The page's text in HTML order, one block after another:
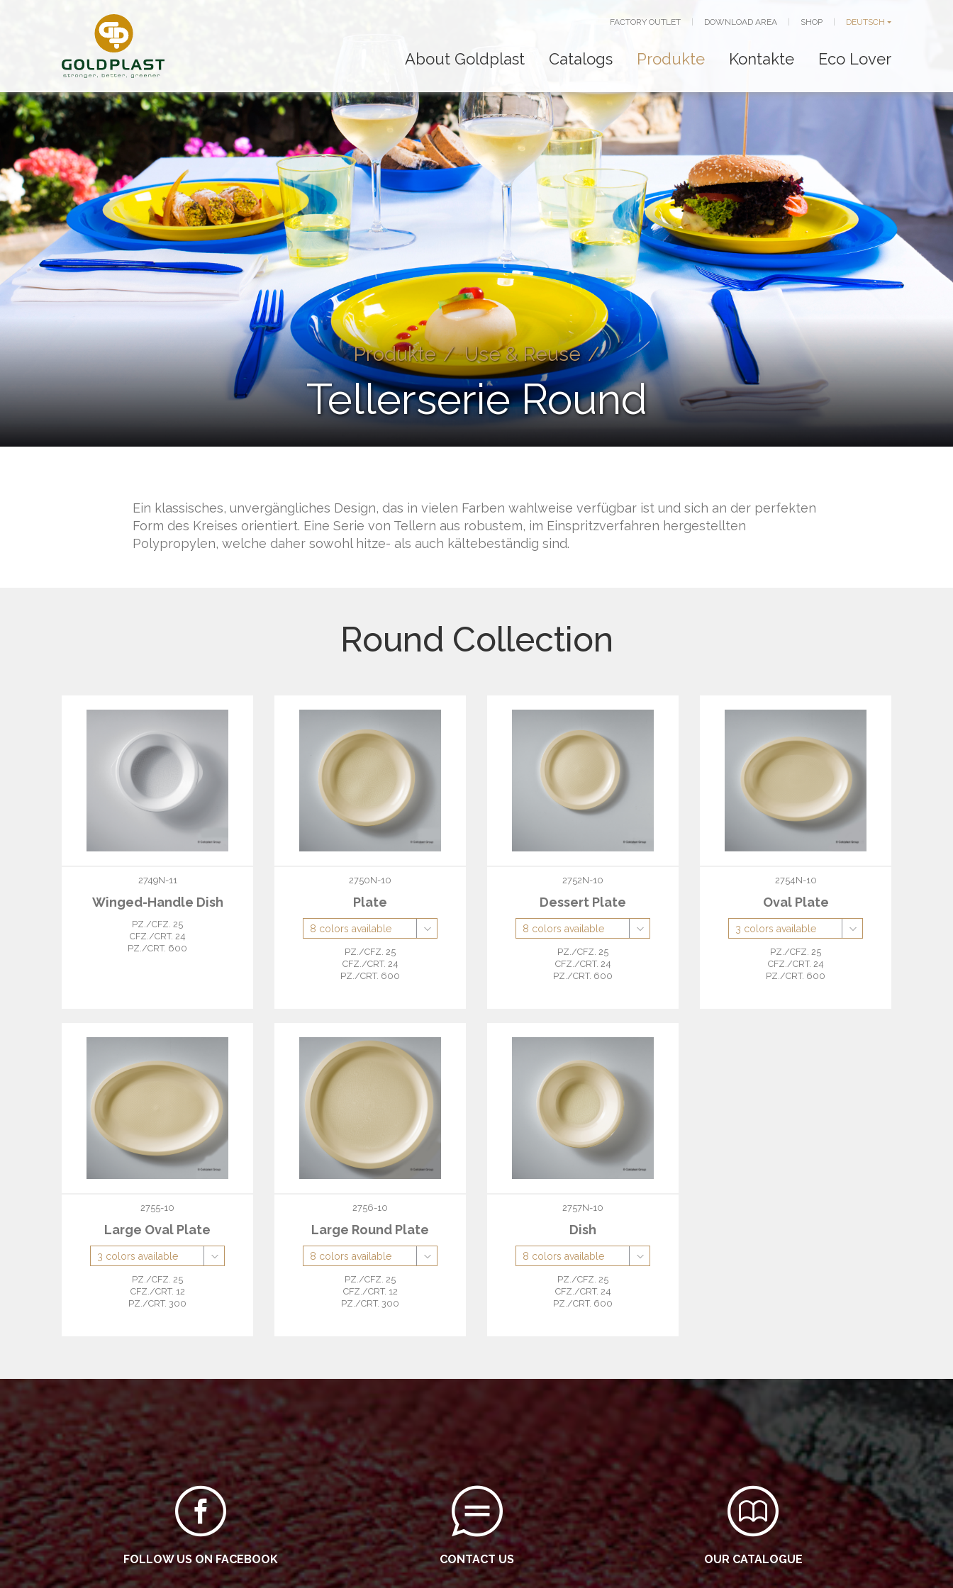
FACTORY OUTLET DOWNLOAD AREA SHOP DEUTSCH
About Goldplast Catalogs Produkte Kontakte Eco Lover
Produkte / Use & Reuse /
Tellerserie Round
Ein klassisches, unvergängliches Design, das in vielen Farben wahlweise verfügbar ist und sich an der perfekten
Form des Kreises orientiert. Eine Serie von Tellern aus robustem, im Einspritzverfahren hergestellten
Polypropylen, welche daher sowohl hitze- als auch kältebeständig sind.
Round Collection
2749N-11
Winged-Handle Dish
PZ./CFZ. 25
CFZ./CRT. 24
PZ./CRT. 600
2750N-10
Plate
PZ./CFZ. 25
CFZ./CRT. 24
PZ./CRT. 600
2752N-10
Dessert Plate
PZ./CFZ. 25
CFZ./CRT. 24
PZ./CRT. 600
2754N-10
Oval Plate
PZ./CFZ. 25
CFZ./CRT. 24
PZ./CRT. 600
2755-10
Large Oval Plate
PZ./CFZ. 25
CFZ./CRT. 12
PZ./CRT. 300
2756-10
Large Round Plate
PZ./CFZ. 25
CFZ./CRT. 12
PZ./CRT. 300
2757N-10
Dish
PZ./CFZ. 25
CFZ./CRT. 24
PZ./CRT. 600
FOLLOW US ON FACEBOOK CONTACT US OUR CATALOGUE